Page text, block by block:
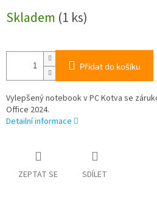
cena:
Skladem (1 ks)
Přidat do košíku
Vylepšený notebook v PC Kotva se
Office 2024.
Detailní informace
ZEPTAT SE SDÍLET